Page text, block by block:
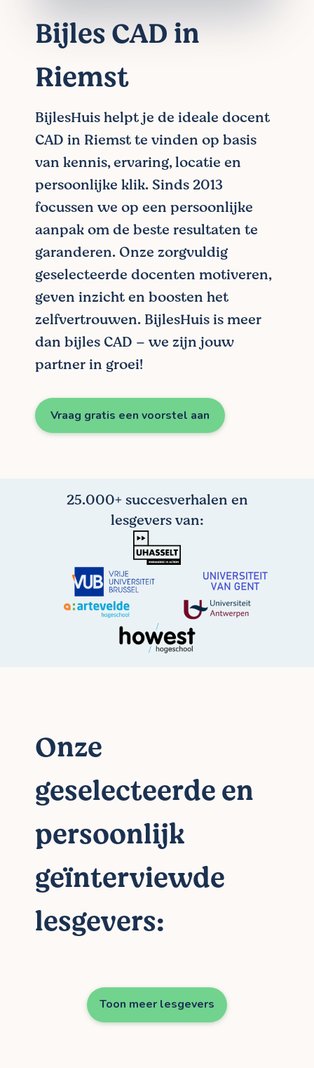
Bijles CAD in
Riemst
BijlesHuis helpt je de ideale docent
CAD in Riemst te vinden op basis
van kennis, ervaring, locatie en
persoonlijke klik. Sinds 2013
focussen we op een persoonlijke
aanpak om de beste resultaten te
garanderen. Onze zorgvuldig
geselecteerde docenten motiveren,
geven inzicht en boosten het
zelfvertrouwen. BijlesHuis is meer
dan bijles CAD – we zijn jouw
partner in groei!
Vraag gratis een voorstel aan
25.000+ succesverhalen en
lesgevers van:
Onze
geselecteerde en
persoonlijk
geïnterviewde
lesgevers:
Toon meer lesgevers